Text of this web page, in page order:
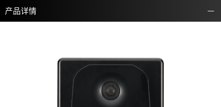
产品详情